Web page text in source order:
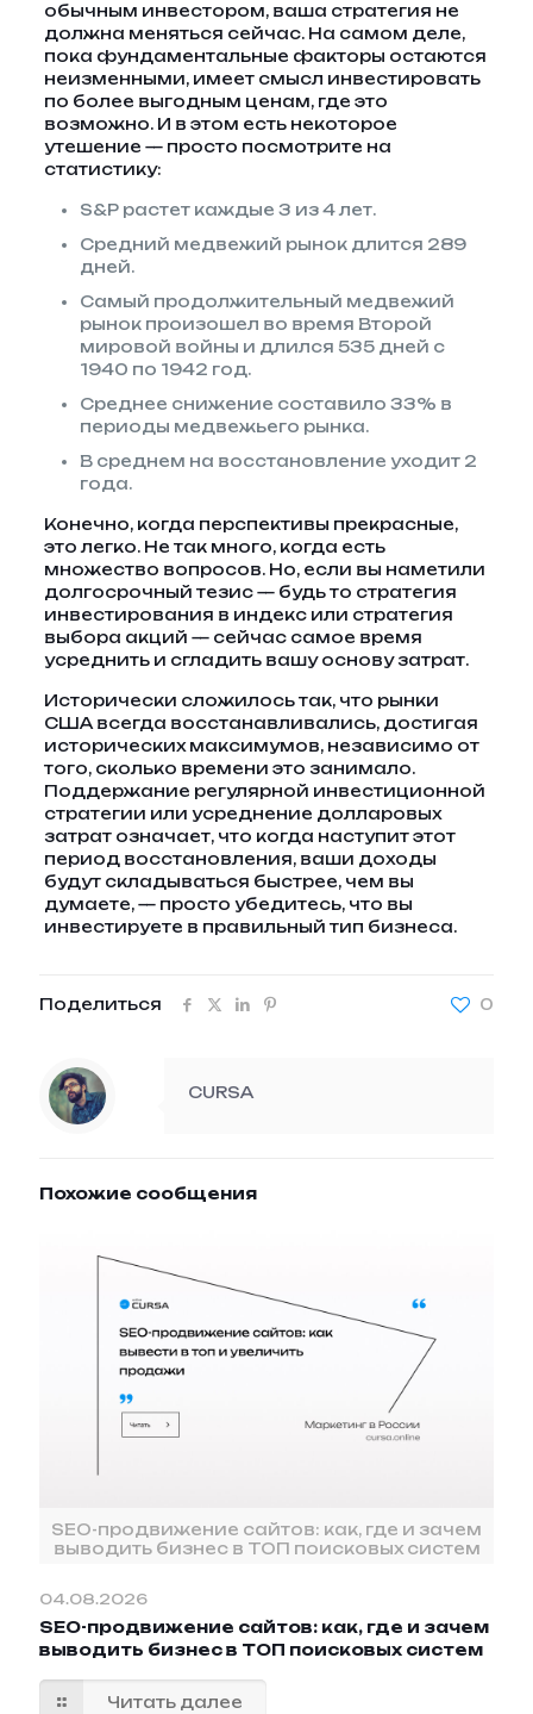
обычным инвестором, ваша стратегия не
должна меняться сейчас. На самом деле,
пока фундаментальные факторы остаются
неизменными, имеет смысл инвестировать
по более выгодным ценам, где это
возможно. И в этом есть некоторое
утешение — просто посмотрите на
статистику:
S&P растет каждые 3 из 4 лет.
Средний медвежий рынок длится 289
дней.
Самый продолжительный медвежий
рынок произошел во время Второй
мировой войны и длился 535 дней с
1940 по 1942 год.
Среднее снижение составило 33% в
периоды медвежьего рынка.
В среднем на восстановление уходит 2
года.
Конечно, когда перспективы прекрасные,
это легко. Не так много, когда есть
множество вопросов. Но, если вы наметили
долгосрочный тезис — будь то стратегия
инвестирования в индекс или стратегия
выбора акций — сейчас самое время
усреднить и сгладить вашу основу затрат.
Исторически сложилось так, что рынки
США всегда восстанавливались, достигая
исторических максимумов, независимо от
того, сколько времени это занимало.
Поддержание регулярной инвестиционной
стратегии или усреднение долларовых
затрат означает, что когда наступит этот
период восстановления, ваши доходы
будут складываться быстрее, чем вы
думаете, — просто убедитесь, что вы
инвестируете в правильный тип бизнеса.
Поделиться 0
CURSA
Похожие сообщения
SEO-продвижение сайтов: как, где и зачем
выводить бизнес в ТОП поисковых систем
04.08.2026
SEO-продвижение сайтов: как, где и зачем
выводить бизнес в ТОП поисковых систем
Читать далее